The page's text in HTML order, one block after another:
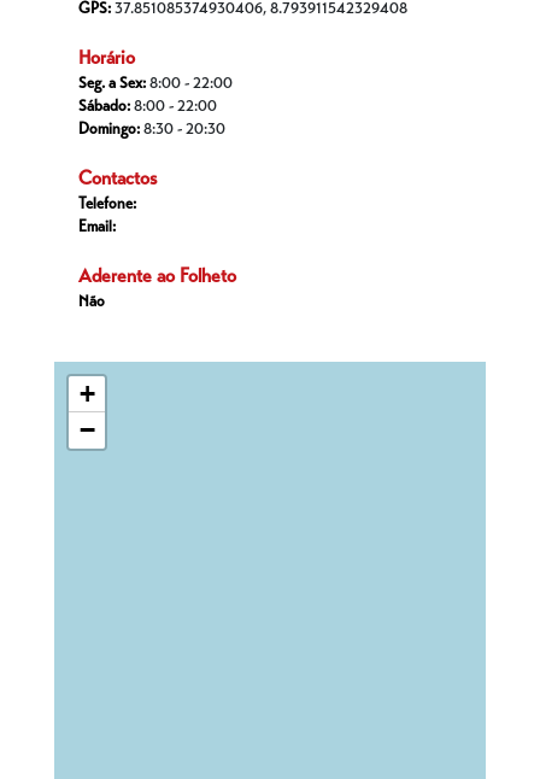
GPS: 37.851085374930406, 8.793911542329408
Horário
Seg. a Sex: 8:00 - 22:00
Sábado: 8:00 - 22:00
Domingo: 8:30 - 20:30
Contactos
Telefone:
Email:
Aderente ao Folheto
Não
+
−